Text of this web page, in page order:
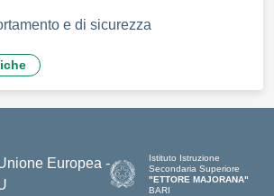
e di sicurezza
Istituto Istruzione
Secondaria Superiore
"ETTORE MAJORANA"
BARI